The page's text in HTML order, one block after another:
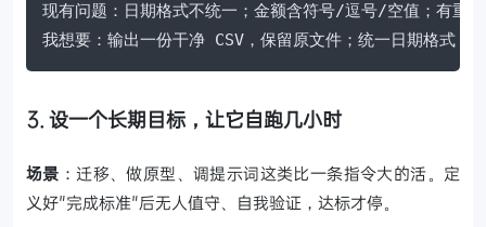
现有问题：日期格式不统一；金额含符号/逗号/空值；有重
我想要：输出一份干净 CSV，保留原文件；统一日期格式
3. 设一个长期目标，让它自跑几小时
场景 ：迁移、做原型、调提示词这类比一条指令大的活。定
义好"完成标准"后无人值守、自我验证，达标才停。